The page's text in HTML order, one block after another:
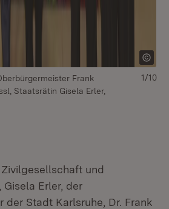
Frank
Staatsrätin Gisela Erler,
1/10
und
Erler, der
der Stadt Karlsruhe, Dr. Frank